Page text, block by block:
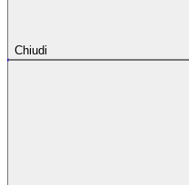
Chiudi